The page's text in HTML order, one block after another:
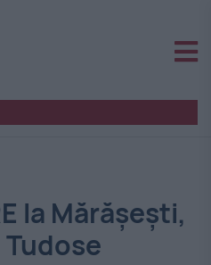
la Mărășești,